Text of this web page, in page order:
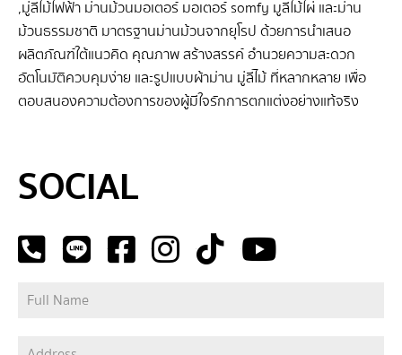
,มู่ลี่ไม้ไฟฟ้า ม่านม้วนมอเตอร์ มอเตอร์ somfy มูลี่ไม้ไผ่ และม่าน
ม้วนธรรมชาติ มาตรฐานม่านม้วนจากยุโรป ด้วยการนำเสนอ
ผลิตภัณฑ์ใต้แนวคิด คุณภาพ สร้างสรรค์ อำนวยความสะดวก
อัตโนมัติควบคุมง่าย และรูปแบบผ้าม่าน มู่ลี่ไม้ ที่หลากหลาย เพื่อ
ตอบสนองความต้องการของผู้มีใจรักการตกแต่งอย่างแท้จริง
SOCIAL